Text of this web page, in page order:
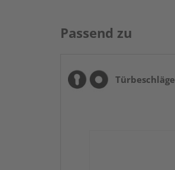
Passend zu
Türbeschläge